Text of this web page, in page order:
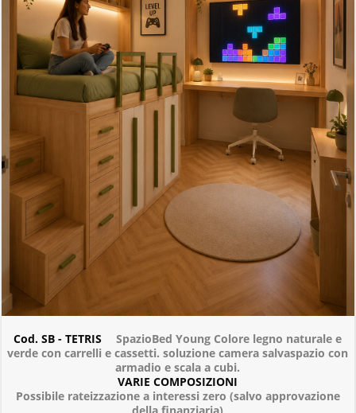
Cod. SB - TETRIS SpazioBed Young Colore legno naturale e
verde con carrelli e cassetti. soluzione camera salvaspazio con
armadio e scala a cubi.
VARIE COMPOSIZIONI
Possibile rateizzazione a interessi zero (salvo approvazione